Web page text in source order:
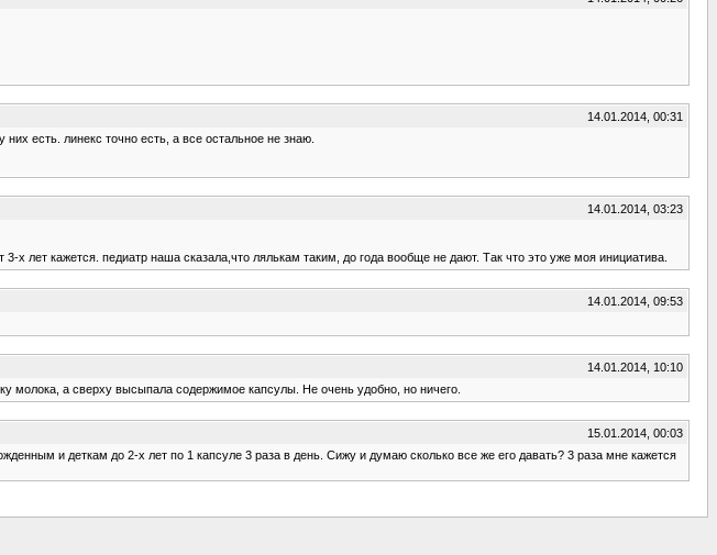
14.01.2014, 00:31
есть. линекс точно есть, а все остальное не знаю.
14.01.2014, 03:23
лет кажется. педиатр наша сказала,что лялькам таким, до года вообще не дают. Так что это уже моя инициатива.
14.01.2014, 09:53
14.01.2014, 10:10
молока, а сверху высыпала содержимое капсулы. Не очень удобно, но ничего.
15.01.2014, 00:03
и деткам до 2-х лет по 1 капсуле 3 раза в день. Сижу и думаю сколько все же его давать? 3 раза мне кажется